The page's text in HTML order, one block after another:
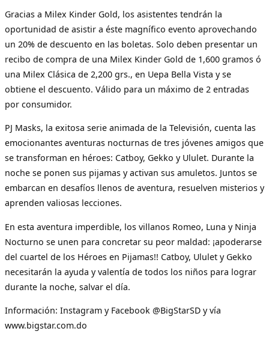
Gracias a Milex Kinder Gold, los asistentes tendrán la
oportunidad de asistir a éste magnífico evento aprovechando
un 20% de descuento en las boletas. Solo deben presentar un
recibo de compra de una Milex Kinder Gold de 1,600 gramos ó
una Milex Clásica de 2,200 grs., en Uepa Bella Vista y se
obtiene el descuento. Válido para un máximo de 2 entradas
por consumidor.
PJ Masks, la exitosa serie animada de la Televisión, cuenta las
emocionantes aventuras nocturnas de tres jóvenes amigos que
se transforman en héroes: Catboy, Gekko y Ululet. Durante la
noche se ponen sus pijamas y activan sus amuletos. Juntos se
embarcan en desafíos llenos de aventura, resuelven misterios y
aprenden valiosas lecciones.
En esta aventura imperdible, los villanos Romeo, Luna y Ninja
Nocturno se unen para concretar su peor maldad: ¡apoderarse
del cuartel de los Héroes en Pijamas!! Catboy, Ululet y Gekko
necesitarán la ayuda y valentía de todos los niños para lograr
durante la noche, salvar el día.
Información: Instagram y Facebook @BigStarSD y vía
www.bigstar.com.do